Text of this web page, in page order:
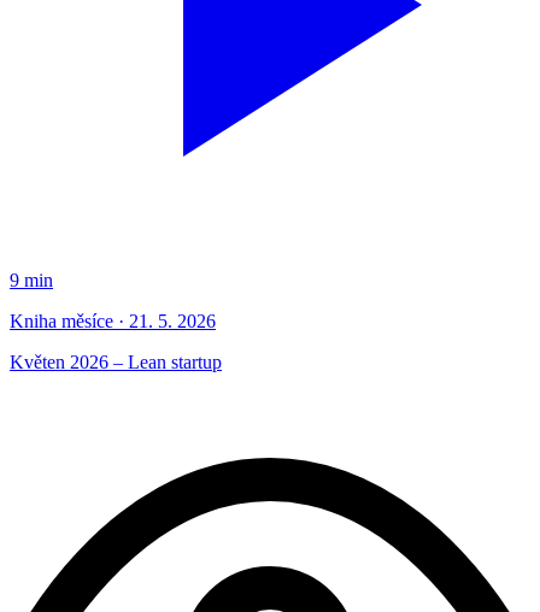
9 min
Kniha měsíce · 21. 5. 2026
Květen 2026 – Lean startup